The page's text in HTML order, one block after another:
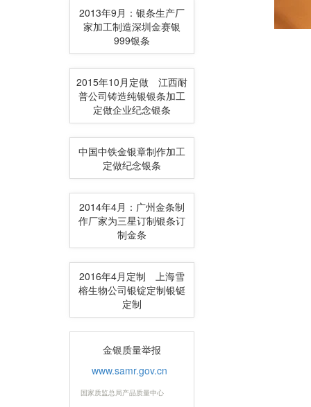
2013年9月：银条生产厂
家加工制造深圳金赛银
999银条
2015年10月定做 江西耐
普公司铸造纯银银条加工
定做企业纪念银条
中国中铁金银章制作加工
定做纪念银条
2014年4月：广州金条制
作厂家为三星订制银条订
制金条
2016年4月定制 上海雪
榕生物公司银锭定制银铤
定制
金银质量举报
www.samr.gov.cn
国家质监总局产品质量中心